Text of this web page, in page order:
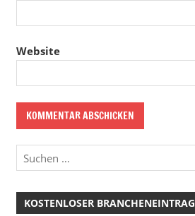
Website
KOSTENLOSER BRANCHENEINTRAG